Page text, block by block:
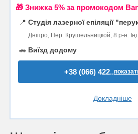
🎁 Знижка 5% за промокодом
📍 Студія лазерної епіляції
Дніпро, Пер. Крушельницкой, 8 р-н.
🚗 Виїзд додому
+38 (066) 422..
Докладніше